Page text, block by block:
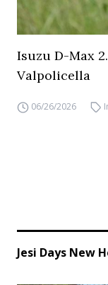
Isuzu D-Max
Valpolicella
06/26/2026
Jesi Days New